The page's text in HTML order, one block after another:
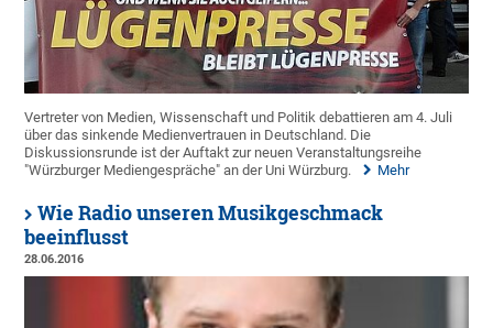
Vertreter von Medien, Wissenschaft und Politik debattieren am 4. Juli
über das sinkende Medienvertrauen in Deutschland. Die
Diskussionsrunde ist der Auftakt zur neuen Veranstaltungsreihe
"Würzburger Mediengespräche" an der Uni Würzburg.
Mehr
Wie Radio unseren Musikgeschmack
beeinflusst
28.06.2016